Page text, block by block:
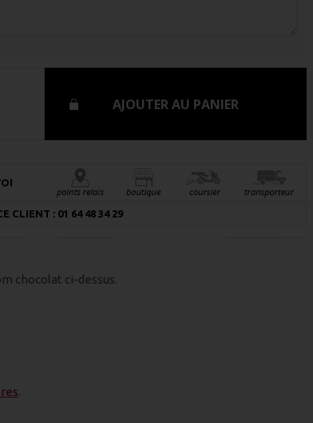
AJOUTER AU PANIER
CLIENT : 01 64 48 34 29
chocolat ci-dessus.
.